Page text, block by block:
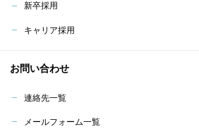
新卒採用
キャリア採用
お問い合わせ
連絡先一覧
メールフォーム一覧